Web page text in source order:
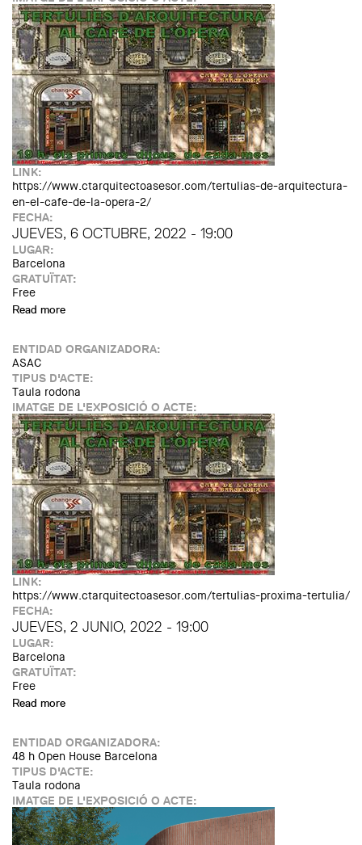
LINK:
https://www.ctarquitectoasesor.com/tertulias-de-arquitectura-
en-el-cafe-de-la-opera-2/
FECHA:
JUEVES, 6 OCTUBRE, 2022 - 19:00
LUGAR:
Barcelona
GRATUÏTAT:
Free
Read more
ENTIDAD ORGANIZADORA:
ASAC
TIPUS D'ACTE:
Taula rodona
IMATGE DE L'EXPOSICIÓ O ACTE:
LINK:
https://www.ctarquitectoasesor.com/tertulias-proxima-tertulia/
FECHA:
JUEVES, 2 JUNIO, 2022 - 19:00
LUGAR:
Barcelona
GRATUÏTAT:
Free
Read more
ENTIDAD ORGANIZADORA:
48 h Open House Barcelona
TIPUS D'ACTE:
Taula rodona
IMATGE DE L'EXPOSICIÓ O ACTE: